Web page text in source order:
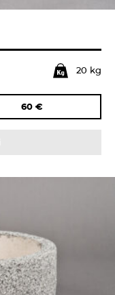
20 kg
60 €